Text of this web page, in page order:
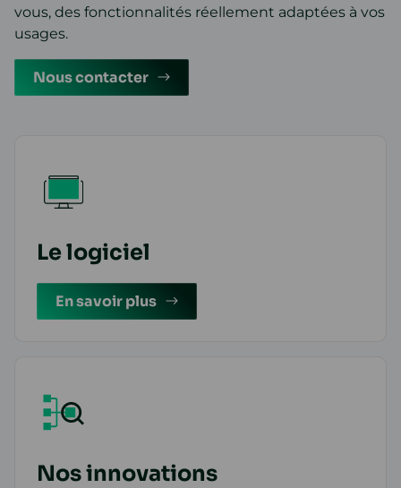
vous, des fonctionnalités réellement adaptées à vos
usages.
Nous contacter
Le logiciel
En savoir plus
Nos innovations